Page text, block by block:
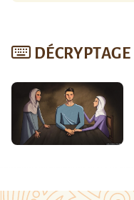
DÉCRYPTAGE